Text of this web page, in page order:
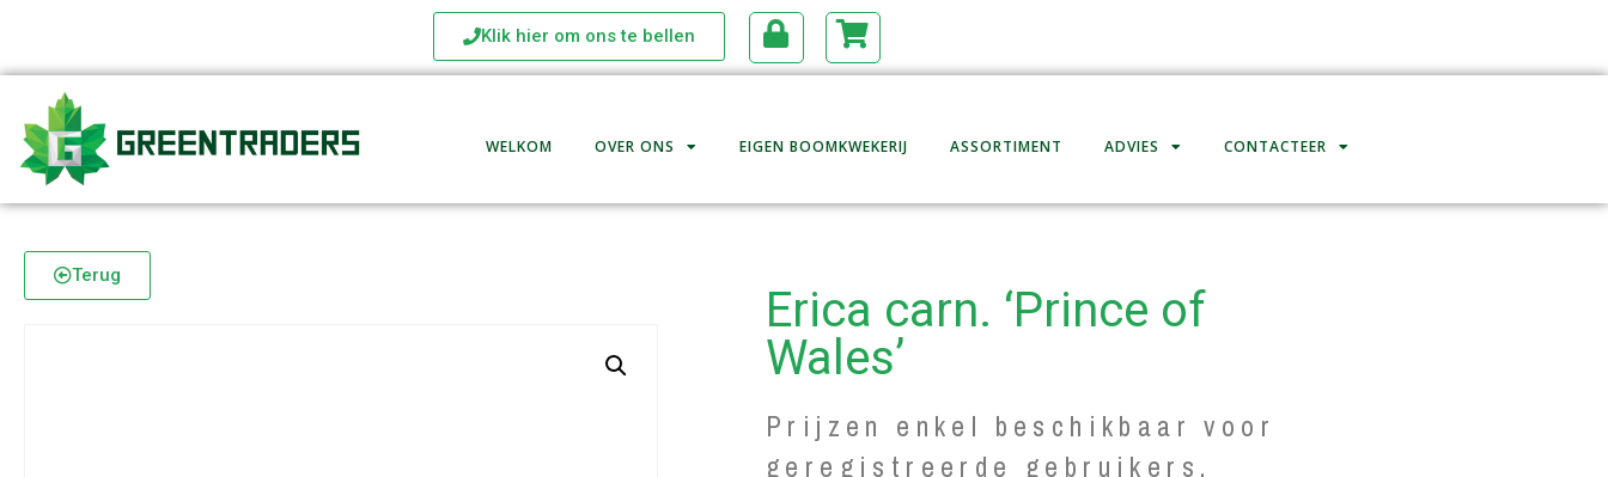
Klik hier om ons te bellen
WELKOM OVER ONS EIGEN BOOMKWEKERIJ ASSORTIMENT ADVIES CONTACTEER
Terug
Erica carn. ‘Prince of
Wales’
Prijzen enkel beschikbaar voor
geregistreerde gebruikers.